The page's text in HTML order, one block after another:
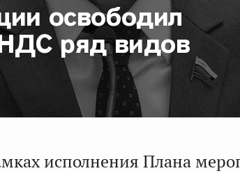
освободил
ряд видов
исполнения Плана